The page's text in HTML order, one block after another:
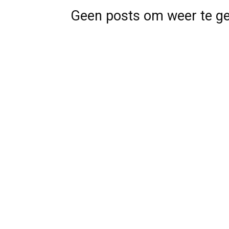
Geen posts om weer te